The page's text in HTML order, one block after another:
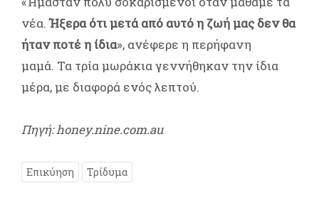
νέα.Ήξερα ότι μετά από αυτό η ζωή μας δεν θα
ήταν ποτέ η ίδια», ανέφερε η περήφανη
μαμά. Τα τρία μωράκια γεννήθηκαν την ίδια
μέρα, με διαφορά ενός λεπτού.
Πηγή: honey.nine.com.au
Επικύηση Τρίδυμα